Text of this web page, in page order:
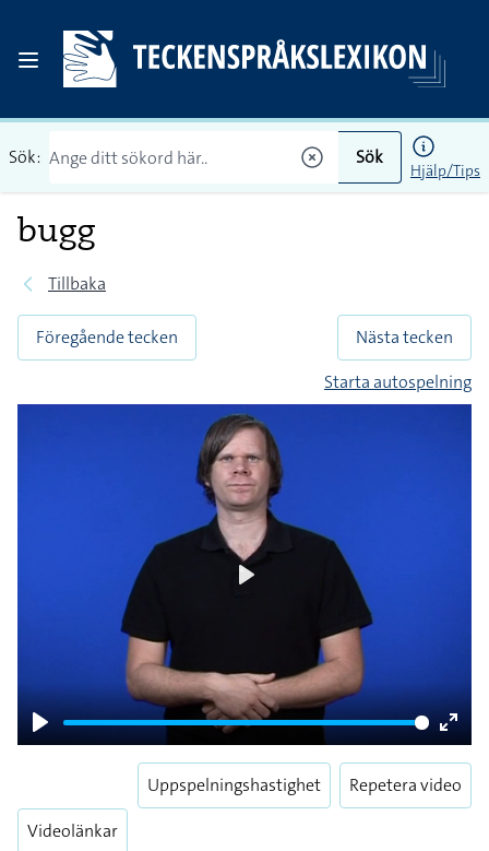
Sök: Sök
Hjälp/Tips
bugg
Tillbaka
Föregående tecken
Nästa tecken
Starta autospelning
Play
Enter
Videolänkar
Uppspelningshastighet Repetera video